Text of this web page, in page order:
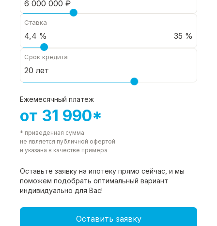
Ставка
35 %
Срок кредита
Ежемесячный платеж
от 31 990*
* приведенная сумма
не является публичной офертой
и указана в качестве примера
Оставьте заявку на ипотеку прямо сейчас, и мы
поможем подобрать оптимальный вариант
индивидуально для Вас!
Оставить заявку